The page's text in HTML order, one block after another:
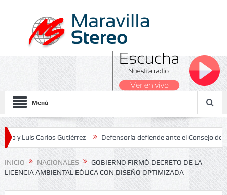
Menú
Carlos Gutiérrez Defensoría defiende ante el Consejo de Estado
2026
INICIO NACIONALES
GOBIERNO FIRMÓ DECRETO DE LA
LICENCIA AMBIENTAL EÓLICA CON DISEÑO OPTIMIZADA